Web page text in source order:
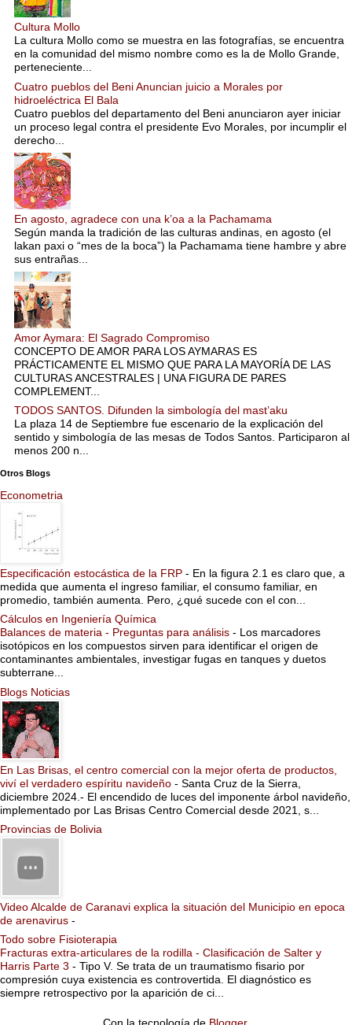
Cultura Mollo
La cultura Mollo como se muestra en las fotografías, se encuentra
en la comunidad del mismo nombre como es la de Mollo Grande,
perteneciente...
Cuatro pueblos del Beni Anuncian juicio a Morales por
hidroeléctrica El Bala
Cuatro pueblos del departamento del Beni anunciaron ayer iniciar
un proceso legal contra el presidente Evo Morales, por incumplir el
derecho...
En agosto, agradece con una k’oa a la Pachamama
Según manda la tradición de las culturas andinas, en agosto (el
lakan paxi o “mes de la boca”) la Pachamama tiene hambre y abre
sus entrañas...
Amor Aymara: El Sagrado Compromiso
CONCEPTO DE AMOR PARA LOS AYMARAS ES
PRÁCTICAMENTE EL MISMO QUE PARA LA MAYORÍA DE LAS
CULTURAS ANCESTRALES | UNA FIGURA DE PARES
COMPLEMENT...
TODOS SANTOS. Difunden la simbología del mast’aku
La plaza 14 de Septiembre fue escenario de la explicación del
sentido y simbología de las mesas de Todos Santos. Participaron al
menos 200 n...
Otros Blogs
Econometria
Especificación estocástica de la FRP - En la figura 2.1 es claro que, a
medida que aumenta el ingreso familiar, el consumo familiar, en
promedio, también aumenta. Pero, ¿qué sucede con el con...
Cálculos en Ingeniería Química
Balances de materia - Preguntas para análisis - Los marcadores
isotópicos en los compuestos sirven para identificar el origen de
contaminantes ambientales, investigar fugas en tanques y duetos
subterrane...
Blogs Noticias
En Las Brisas, el centro comercial con la mejor oferta de productos,
viví el verdadero espíritu navideño - Santa Cruz de la Sierra,
diciembre 2024.- El encendido de luces del imponente árbol navideño,
implementado por Las Brisas Centro Comercial desde 2021, s...
Provincias de Bolivia
Video Alcalde de Caranavi explica la situación del Municipio en epoca
de arenavirus -
Todo sobre Fisioterapia
Fracturas extra-articulares de la rodilla - Clasificación de Salter y
Harris Parte 3 - Tipo V. Se trata de un traumatismo fisario por
compresión cuya existencia es controvertida. El diagnóstico es
siempre retrospectivo por la aparición de ci...
Con la tecnología de Blogger.